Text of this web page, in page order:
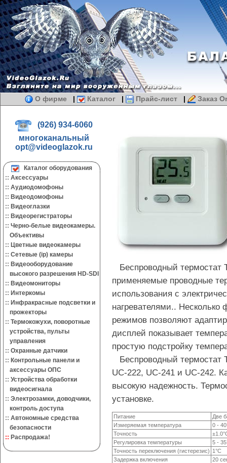
О фирме | Каталог | Прайс-лист | Заказ
(926) 934-6060
многоканальный
opt@videoglazok.ru
Каталог оборудования
:: Аксессуары
:: Аудиодомофоны
:: Видеодомофоны
:: Видеоглазки
:: Видеорегистраторы
:: Черно-белые видеокамеры.
Объективы
:: Цветные видеокамеры
:: Сетевые (ip) камеры
:: Видеооборудование
высокого разрешения HD-SDI
:: Видеомониторы
:: Интеркомы
:: Инфракрасные подсветки и
прожекторы
:: Термокожухи, поворотные
устройства, пульты
управления
:: Охранные датчики
:: Контрольные панели и
аксессуары ОПС
:: Устройства обработки
видеосигнала
:: Электрозамки, доводчики,
контроль доступа
:: Автономные средства
безопасности
:: Распродажа!
Беспроводный термостат
применяемые проводные
использования с
нагревателями.. Несколько
режимов позволяют
дисплей показывает
простую подстройку
Беспроводный термостат
UC-222, UC-241 и UC-242.
высокую надежность.
установке.
Питание
Две
Измеряемая температура
0 -
Точность
Регулировка температуры
5 -
Точность переключения (гистерезис) 1°C
Задержка включения
20